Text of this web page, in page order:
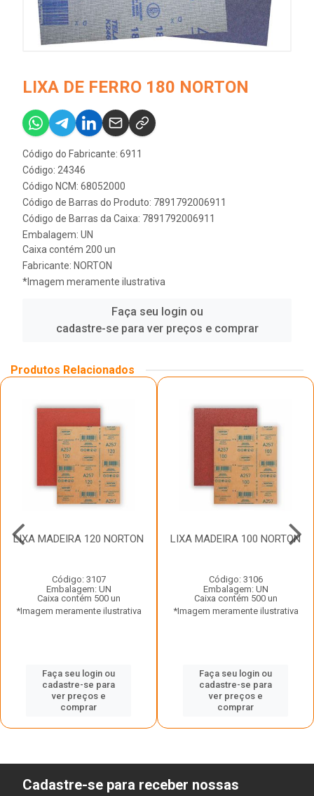
LIXA DE FERRO 180 NORTON
Código do Fabricante: 6911
Código: 24346
Código NCM: 68052000
Código de Barras do Produto: 7891792006911
Código de Barras da Caixa: 7891792006911
Embalagem: UN
Caixa contém 200 un
Fabricante: NORTON
*Imagem meramente ilustrativa
Faça seu login ou
cadastre-se para ver preços e comprar
Produtos Relacionados
LIXA MADEIRA 120 NORTON
Código: 3107
Embalagem: UN
Caixa contém 500 un
*Imagem meramente ilustrativa
Faça seu login ou
cadastre-se para
ver preços e
comprar
LIXA MADEIRA 100 NORTON
Código: 3106
Embalagem: UN
Caixa contém 500 un
*Imagem meramente ilustrativa
Faça seu login ou
cadastre-se para
ver preços e
comprar
Cadastre-se para receber nossas